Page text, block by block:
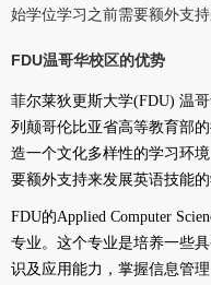
始学位学习之前需要额外支
FDU温哥华校区的优势
菲尔莱狄更斯大学(FDU) 温
列颠哥伦比亚省高等教育部
造一个文化多样性的学习环
要额外支持来发展英语技能的
FDU的Applied Computer
专业。这个专业是培养一些
识及应用能力，掌握信息管